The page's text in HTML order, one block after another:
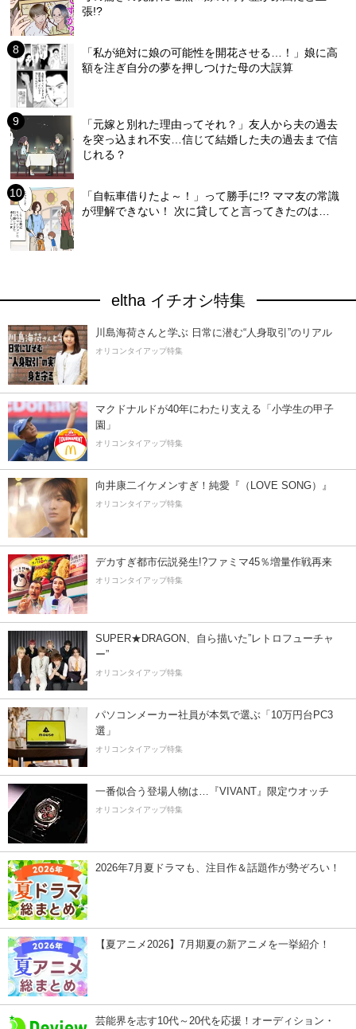
張!?
「私が絶対に娘の可能性を開花させる…！」娘に高
額を注ぎ自分の夢を押しつけた母の大誤算
「元嫁と別れた理由ってそれ？」友人から夫の過去
を突っ込まれ不安…信じて結婚した夫の過去まで信
じれる？
「自転車借りたよ～！」って勝手に!? ママ友の常識
が理解できない！ 次に貸してと言ってきたのは…
eltha イチオシ特集
川島海荷さんと学ぶ 日常に潜む“人身取引”のリアル
オリコンタイアップ特集
マクドナルドが40年にわたり支える「小学生の甲子
園」
オリコンタイアップ特集
向井康二イケメンすぎ！純愛『（LOVE SONG）』
オリコンタイアップ特集
デカすぎ都市伝説発生!?ファミマ45％増量作戦再来
オリコンタイアップ特集
SUPER★DRAGON、自ら描いた”レトロフューチャ
ー”
オリコンタイアップ特集
パソコンメーカー社員が本気で選ぶ「10万円台PC3
選」
オリコンタイアップ特集
一番似合う登場人物は…『VIVANT』限定ウオッチ
オリコンタイアップ特集
2026年7月夏ドラマも、注目作＆話題作が勢ぞろい！
【夏アニメ2026】7月期夏の新アニメを一挙紹介！
芸能界を志す10代～20代を応援！オーディション・